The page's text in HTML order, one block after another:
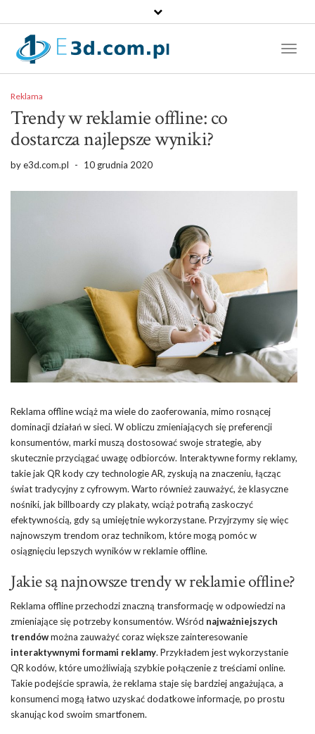
Reklama
Trendy w reklamie offline: co
dostarcza najlepsze wyniki?
bye3d.com.pl - 10 grudnia 2020
Reklama offline wciąż ma wiele do zaoferowania, mimo rosnącej
dominacji działań w sieci. W obliczu zmieniających się preferencji
konsumentów, marki muszą dostosować swoje strategie, aby
skutecznie przyciągać uwagę odbiorców. Interaktywne formy reklamy,
takie jak QR kody czy technologie AR, zyskują na znaczeniu, łącząc
świat tradycyjny z cyfrowym. Warto również zauważyć, że klasyczne
nośniki, jak billboardy czy plakaty, wciąż potrafią zaskoczyć
efektywnością, gdy są umiejętnie wykorzystane. Przyjrzymy się więc
najnowszym trendom oraz technikom, które mogą pomóc w
osiągnięciu lepszych wyników w reklamie offline.
Jakie są najnowsze trendy w reklamie offline?
Reklama offline przechodzi znaczną transformację w odpowiedzi na
zmieniające się potrzeby konsumentów. Wśród najważniejszych
trendówmożna zauważyć coraz większe zainteresowanie
interaktywnymi formami reklamy. Przykładem jest wykorzystanie
QR kodów, które umożliwiają szybkie połączenie z treściami online.
Takie podejście sprawia, że reklama staje się bardziej angażująca, a
konsumenci mogą łatwo uzyskać dodatkowe informacje, po prostu
skanując kod swoim smartfonem.